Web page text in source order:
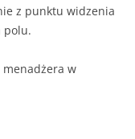
z pun­ktu widzenia
polu.
w